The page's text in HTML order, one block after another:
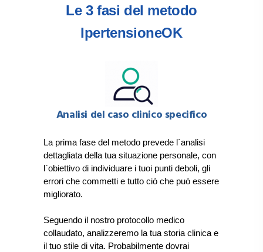
Le 3 fasi del metodo
IpertensioneOK
Analisi del caso clinico specifico
La prima fase del metodo prevede l`analisi
dettagliata della tua situazione personale, con
l`obiettivo di individuare i tuoi punti deboli, gli
errori che commetti e tutto ciò che può essere
migliorato.
Seguendo il nostro protocollo medico
collaudato, analizzeremo la tua storia clinica e
il tuo stile di vita. Probabilmente dovrai